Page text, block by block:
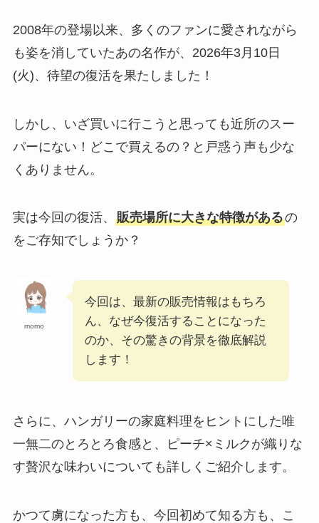
2008年の登場以来、多くのファンに愛されながら
も姿を消していたあの名作が、2026年3月10日
(火)、待望の復活を果たしました！
しかし、いざ買いに行こうと思っても近所のスー
パーにない！どこで買えるの？と戸惑う声も少な
くありません。
実は今回の復活、 販売場所に大きな特徴があるの
をご存知でしょうか？
momo
今回は、最新の販売情報はもちろ
ん、なぜ今復活することになった
のか、その驚きの背景を徹底解説
します！
さらに、ハンガリーの家庭料理をヒントにした唯
一無二のとろとろ食感と、ピーチ×ミルクが織りな
す贅沢な味わいについても詳しくご紹介します。
かつて虜になった方も、今回初めて知る方も、こ